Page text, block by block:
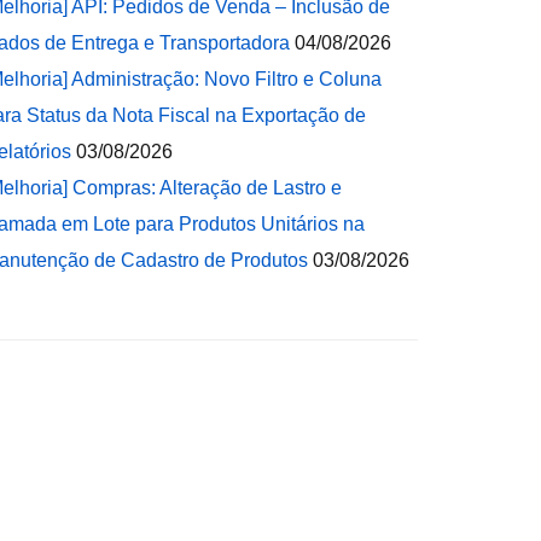
API: Pedidos de Venda – Inclusão de
de Entrega e Transportadora 04/08/2026
Administração: Novo Filtro e Coluna
Status da Nota Fiscal na Exportação de
03/08/2026
Compras: Alteração de Lastro e
em Lote para Produtos Unitários na
de Cadastro de Produtos 03/08/2026